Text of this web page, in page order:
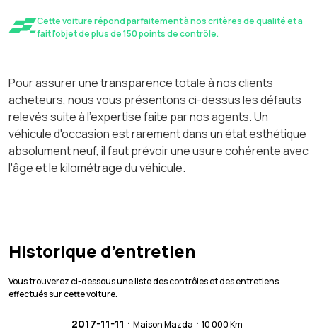
Cette voiture répond parfaitement à nos critères de qualité et a
fait l'objet de plus de 150 points de contrôle.
Pour assurer une transparence totale à nos clients
acheteurs, nous vous présentons ci-dessus les défauts
relevés suite à l'expertise faite par nos agents. Un
véhicule d'occasion est rarement dans un état esthétique
absolument neuf, il faut prévoir une usure cohérente avec
l'âge et le kilométrage du véhicule.
Historique d’entretien
Vous trouverez ci-dessous une liste des contrôles et des entretiens
effectués sur cette voiture.
2017-11-11 · Maison Mazda · 10 000 Km